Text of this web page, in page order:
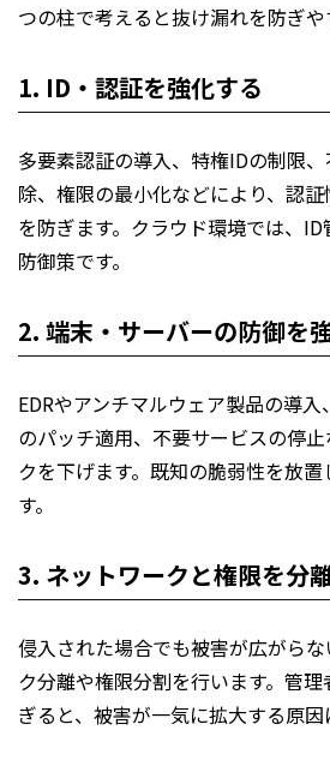
つの柱で考えると抜け漏れを防ぎや
1. ID・認証を強化する
多要素認証の導入、特権IDの制限
除、権限の最小化などにより、認
を防ぎます。クラウド環境では、
防御策です。
2. 端末・サーバーの防御を
EDRやアンチマルウェア製品の導
のパッチ適用、不要サービスの停
クを下げます。既知の脆弱性を放
す。
3. ネットワークと権限を分
侵入された場合でも被害が広がら
ク分離や権限分割を行います。管
ぎると、被害が一気に拡大する原因